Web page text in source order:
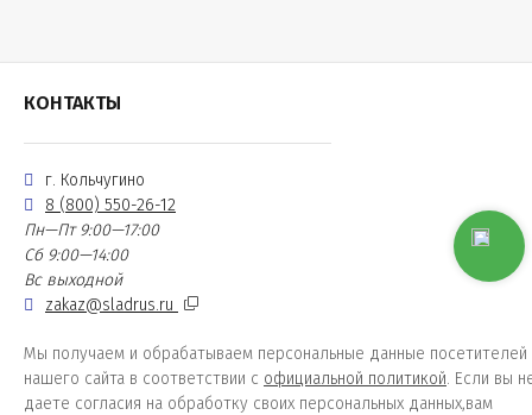
КОНТАКТЫ
г. Кольчугино
8 (800) 550-26-12
Пн—Пт 9:00—17:00
Сб 9:00—14:00
Вс выходной
zakaz@sladrus.ru
Мы получаем и обрабатываем персональные данные посетителей
нашего сайта в соответствии с официальной политикой. Если вы
даете согласия на обработку своих персональных данных,вам